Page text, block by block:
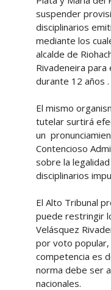
suspender
disciplinarios
mediante los
alcalde de
Rivadeneira
durante 12 años .
El mismo
tutelar surtirá
un
Contencioso
sobre la
disciplinarios
El Alto Tribunal
puede restringir
Velásquez
por voto
competencia es
norma debe ser
nacionales.